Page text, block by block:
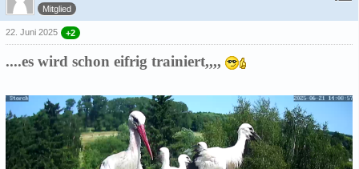
Mitglied
22. Juni 2025 +2
....es wird schon eifrig trainiert,,,,